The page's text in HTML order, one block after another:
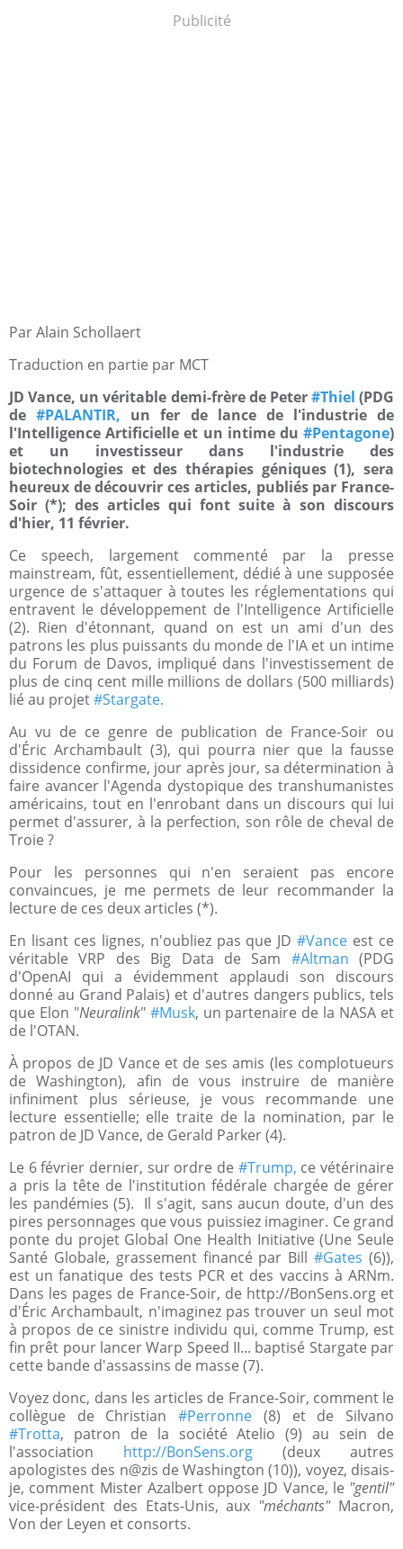
Publicité
Par Alain Schollaert
Traduction en partie par MCT
JD Vance, un véritable demi-frère de Peter#Thiel (PDG
de #PALANTIR, un fer de lance de l'industrie de
l'Intelligence Artificielle et un intime du #Pentagone)
et un investisseur dans l'industrie des
biotechnologies et des thérapies géniques (1), sera
heureux de découvrir ces articles, publiés par France-
Soir (*); des articles qui font suite à son discours
d'hier, 11 février.
Ce speech, largement commenté par la presse
mainstream, fût, essentiellement, dédié à une supposée
urgence de s'attaquer à toutes les réglementations qui
entravent le développement de l'Intelligence Artificielle
(2). Rien d'étonnant, quand on est un ami d'un des
patrons les plus puissants du monde de l'IA et un intime
du Forum de Davos, impliqué dans l'investissement de
plus de cinq cent mille millions de dollars (500 milliards)
lié au projet#Stargate.
Au vu de ce genre de publication de France-Soir ou
d'Éric Archambault (3), qui pourra nier que la fausse
dissidence confirme, jour après jour, sa détermination à
faire avancer l'Agenda dystopique des transhumanistes
américains, tout en l'enrobant dans un discours qui lui
permet d'assurer, à la perfection, son rôle de cheval de
Troie ?
Pour les personnes qui n'en seraient pas encore
convaincues, je me permets de leur recommander la
lecture de ces deux articles (*).
En lisant ces lignes, n'oubliez pas que JD#Vance est ce
véritable VRP des Big Data de Sam #Altman (PDG
d'OpenAI qui a évidemment applaudi son discours
donné au Grand Palais) et d'autres dangers publics, tels
que Elon "Neuralink" #Musk, un partenaire de la NASA et
de l'OTAN.
À propos de JD Vance et de ses amis (les complotueurs
de Washington), afin de vous instruire de manière
infiniment plus sérieuse, je vous recommande une
lecture essentielle; elle traite de la nomination, par le
patron de JD Vance, de Gerald Parker (4).
Le 6 février dernier, sur ordre de #Trump, ce vétérinaire
a pris la tête de l'institution fédérale chargée de gérer
les pandémies (5). Il s'agit, sans aucun doute, d'un des
pires personnages que vous puissiez imaginer. Ce grand
ponte du projet Global One Health Initiative (Une Seule
Santé Globale, grassement financé par Bill#Gates (6)),
est un fanatique des tests PCR et des vaccins à ARNm.
Dans les pages de France-Soir, de http://BonSens.org et
d'Éric Archambault, n'imaginez pas trouver un seul mot
à propos de ce sinistre individu qui, comme Trump, est
fin prêt pour lancer Warp Speed II... baptisé Stargate par
cette bande d'assassins de masse (7).
Voyez donc, dans les articles de France-Soir, comment le
collègue de Christian #Perronne (8) et de Silvano
#Trotta, patron de la société Atelio (9) au sein de
l'association http://BonSens.org (deux autres
apologistes des n@zis de Washington (10)), voyez, disais-
je, comment Mister Azalbert oppose JD Vance, le "gentil"
vice-président des Etats-Unis, aux "méchants"Macron,
Von der Leyen et consorts.